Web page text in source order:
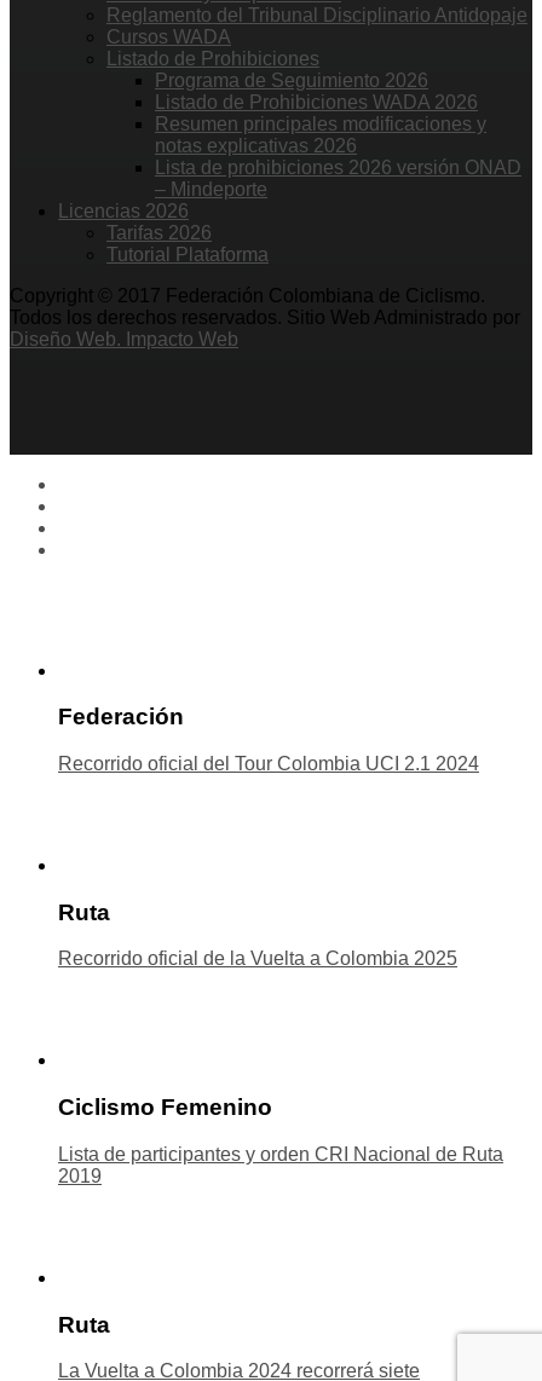
Reglamento del Tribunal Disciplinario Antidopaje
Cursos WADA
Listado de Prohibiciones
Programa de Seguimiento 2026
Listado de Prohibiciones WADA 2026
Resumen principales modificaciones y
notas explicativas 2026
Lista de prohibiciones 2026 versión ONAD
– Mindeporte
Licencias 2026
Tarifas 2026
Tutorial Plataforma
Copyright © 2017 Federación Colombiana de Ciclismo.
Todos los derechos reservados. Sitio Web Administrado por
Diseño Web. Impacto Web
Federación
Recorrido oficial del Tour Colombia UCI 2.1 2024
Ruta
Recorrido oficial de la Vuelta a Colombia 2025
Ciclismo Femenino
Lista de participantes y orden CRI Nacional de Ruta
2019
Ruta
La Vuelta a Colombia 2024 recorrerá siete